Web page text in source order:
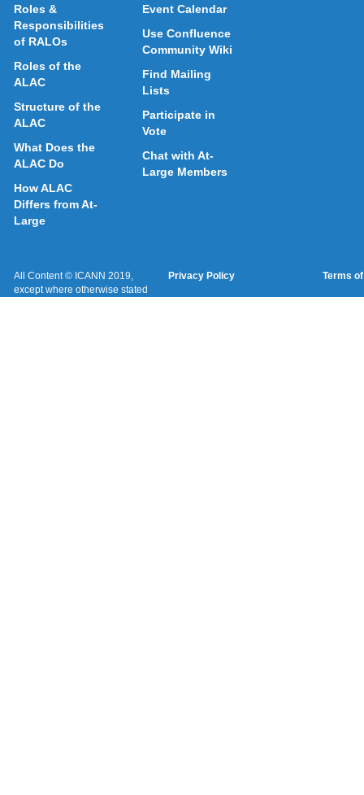
Roles &
Responsibilities
of RALOs
Roles of the
ALAC
Structure of the
ALAC
What Does the
ALAC Do
How ALAC
Differs from At-
Large
Event Calendar
Use Confluence
Community Wiki
Find Mailing
Lists
Participate in
Vote
Chat with At-
Large Members
All Content © ICANN 2019,
except where otherwise stated
Privacy Policy Terms